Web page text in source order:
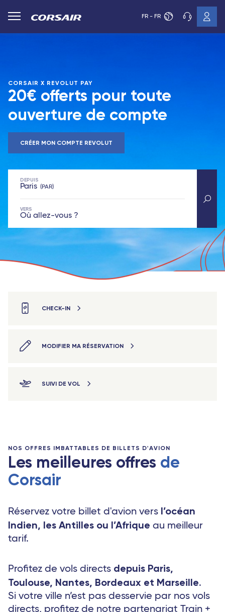
FR - FR
CORSAIR X REVOLUT PAY
20€ offerts pour toute
ouverture de compte
CRÉER MON COMPTE REVOLUT
DEPUIS
Paris PAR
VERS
Où allez-vous ?
CHECK-IN
MODIFIER MA RÉSERVATION
SUIVI DE VOL
NOS OFFRES IMBATTABLES DE BILLETS D'AVION
Les meilleures offres de
Corsair
Réservez votre billet d'avion vers l’océan
Indien, les Antilles ou l’Afrique au meilleur
tarif.
Profitez de vols directs depuis Paris,
Toulouse, Nantes, Bordeaux et Marseille.
Si votre ville n’est pas desservie par nos vols
directs, profitez de notre partenariat Train +